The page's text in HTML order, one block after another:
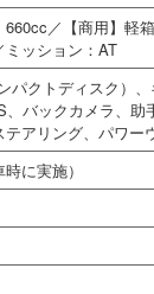
660cc／【商用】軽
ミッション：AT
パクトディスク）
、バックカメラ、助
テアリング、パワー
に実施）